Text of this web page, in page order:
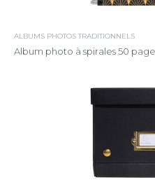
ALBUMS PHOTOS TRADITIONNELS
Album photo à spirales 50